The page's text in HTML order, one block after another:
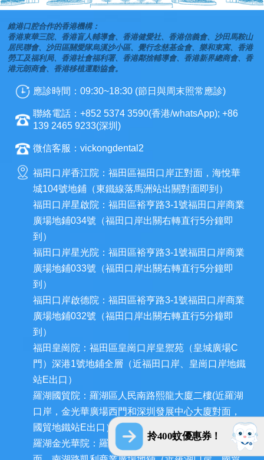
拎400蚊優惠券！
維港口腔合作的香港機構：
香港東華三院、香港盲人輔導會、香港健愛社、香港信義會、沙田馬鞍山
居民聯會、沙田區關愛隊烏溪沙小區、覺行念慈基金會、樂和東寓、香港
勞工及福利局、香港社會福利署、香港鄰捨輔導會、香港新界總商會、香
港元朗商會、香港移植運動協會。
應診時間：09:30~18:30 (節日與周末照常應診)
聯絡電話：+852 5374 3590(香港/whatsApp); +86
139 2465 9233(深圳)
微信客服：vickongdental2
福田口岸香江院：福田區福田口岸正對面，海悅華
城104號地鋪（東鐵線落馬洲站出關對面即到）
福田口岸星啟院：福田區裕亨路3-1號福田口岸商業
廣場地鋪034號（福田口岸出關右轉直行5分鐘即
到）
福田口岸星光院：福田區裕亨路3-1號福田口岸商業
廣場地鋪033號（福田口岸出關右轉直行5分鐘即
到）
福田口岸啟德院：福田區裕亨路3-1號福田口岸商業
廣場地鋪032號（福田口岸出關右轉直行5分鐘即
到）
福田皇崗院：福田區皇崗口岸皇禦苑（皇城廣場C
門）深港1號地鋪全層（近福田口岸、皇崗口岸地鐵
站E出口）
羅湖國貿院：羅湖區人民南路熙龍大廈二樓(近羅湖
口岸，金光華廣場西門和深圳發展中心大廈對面，
國貿地鐵站E出口）
羅湖金光華院：羅湖區國貿金光華廣場東二門對